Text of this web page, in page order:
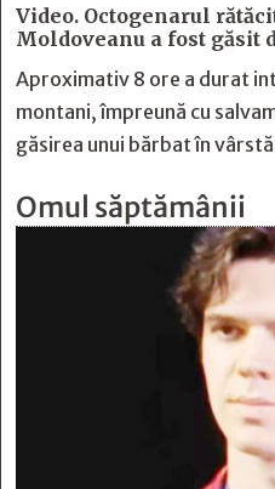
Video. Octogenarul
Moldoveanu a fost găsit
Aproximativ 8 ore a durat
montani, împreună cu
găsirea unui bărbat în
Omul săptămânii